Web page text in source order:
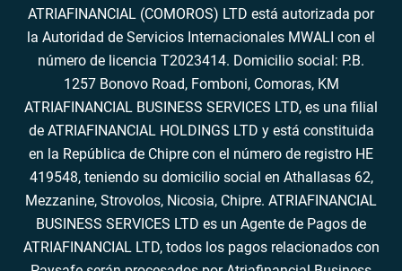
ATRIAFINANCIAL (COMOROS) LTD está autorizada por
la Autoridad de Servicios Internacionales MWALI con el
número de licencia T2023414. Domicilio social: P.B.
1257 Bonovo Road, Fomboni, Comoras, KM
ATRIAFINANCIAL BUSINESS SERVICES LTD, es una filial
de ATRIAFINANCIAL HOLDINGS LTD y está constituida
en la República de Chipre con el número de registro HE
419548, teniendo su domicilio social en Athallasas 62,
Mezzanine, Strovolos, Nicosia, Chipre. ATRIAFINANCIAL
BUSINESS SERVICES LTD es un Agente de Pagos de
ATRIAFINANCIAL LTD, todos los pagos relacionados con